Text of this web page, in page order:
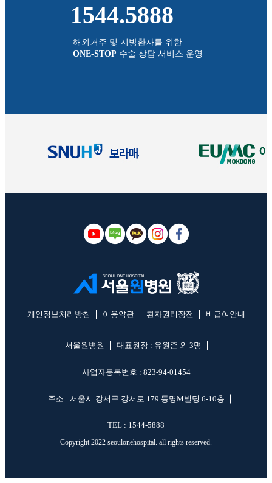
1544.5888
해외거주 및 지방환자를 위한
ONE-STOP 수술 상담 서비스 운영
개인정보처리방침 이용약관 환자권리장전 비급여안내
서울원병원 대표원장 : 유원준 외 3명
사업자등록번호 : 823-94-01454
주소 : 서울시 강서구 강서로 179 동명M빌딩 6-10층
TEL : 1544-5888
Copyright 2022 seoulonehospital. all rights reserved.